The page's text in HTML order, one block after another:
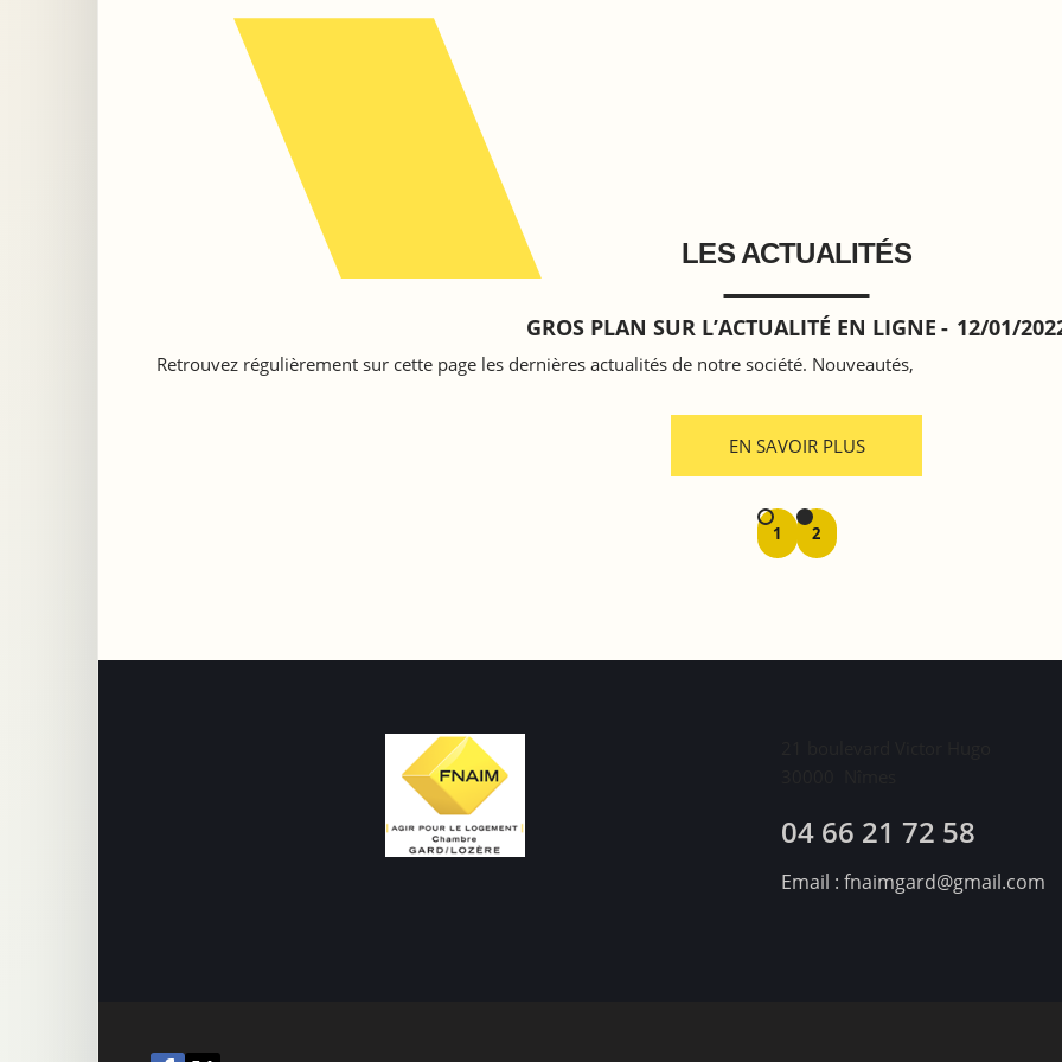
LES ACTUALITÉS
GROS PLAN SUR L’ACTUALITÉ EN LIGNE 12/01/
Retrouvez régulièrement sur cette page les dernières actualités de notre société. Nouveautés,
EN SAVOIR PLUS
1 2
04 66 21 72 58
Email :fnaimgard@gmail.com